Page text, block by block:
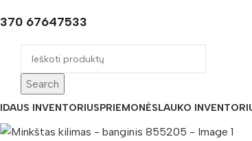
67647533
Search
INVENTORIUSPRIEMONĖSLAUKO